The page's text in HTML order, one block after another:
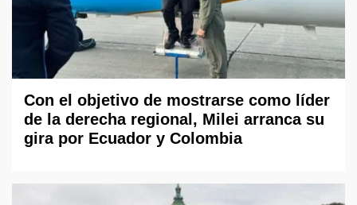
Con el objetivo de mostrarse como líder
de la derecha regional, Milei arranca su
gira por Ecuador y Colombia